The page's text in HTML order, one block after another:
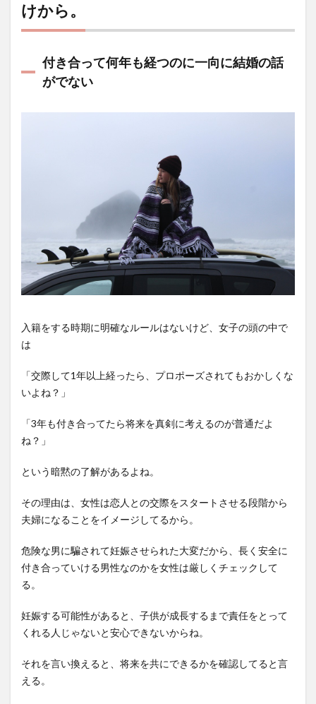
けから。
付き合って何年も経つのに一向に結婚の話
がでない
入籍をする時期に明確なルールはないけど、女子の頭の中で
は
「交際して1年以上経ったら、プロポーズされてもおかしくな
いよね？」
「3年も付き合ってたら将来を真剣に考えるのが普通だよ
ね？」
という暗黙の了解があるよね。
その理由は、女性は恋人との交際をスタートさせる段階から
夫婦になることをイメージしてるから。
危険な男に騙されて妊娠させられた大変だから、長く安全に
付き合っていける男性なのかを女性は厳しくチェックして
る。
妊娠する可能性があると、子供が成長するまで責任をとって
くれる人じゃないと安心できないからね。
それを言い換えると、将来を共にできるかを確認してると言
える。